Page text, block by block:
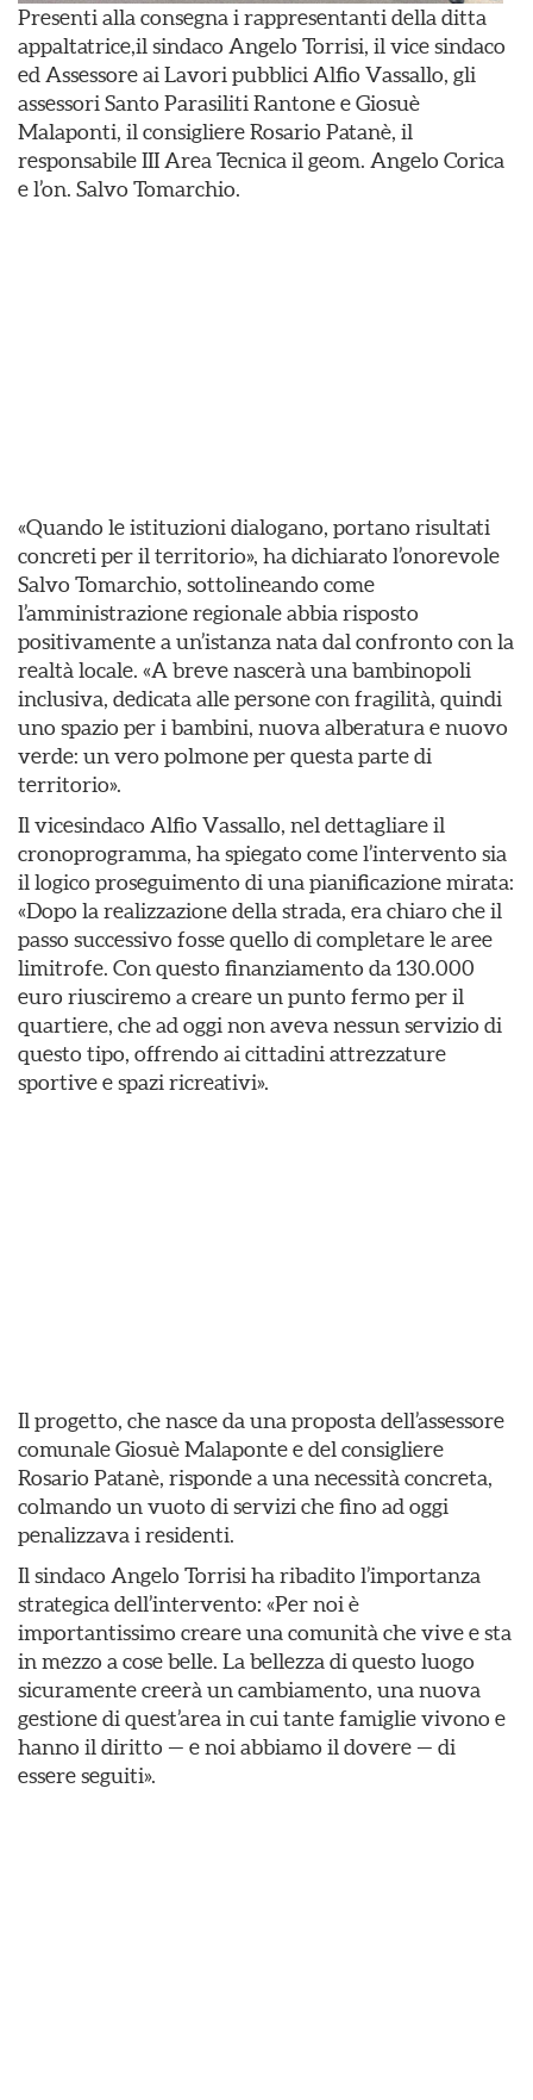
Presenti alla consegna i rappresentanti della ditta
appaltatrice,il sindaco Angelo Torrisi, il vice sindaco
ed Assessore ai Lavori pubblici Alfio Vassallo, gli
assessori Santo Parasiliti Rantone e Giosuè
Malaponti, il consigliere Rosario Patanè, il
responsabile III Area Tecnica il geom. Angelo Corica
e l’on. Salvo Tomarchio.
«Quando le istituzioni dialogano, portano risultati
concreti per il territorio», ha dichiarato l’onorevole
Salvo Tomarchio, sottolineando come
l’amministrazione regionale abbia risposto
positivamente a un’istanza nata dal confronto con la
realtà locale. «A breve nascerà una bambinopoli
inclusiva, dedicata alle persone con fragilità, quindi
uno spazio per i bambini, nuova alberatura e nuovo
verde: un vero polmone per questa parte di
territorio».
Il vicesindaco Alfio Vassallo, nel dettagliare il
cronoprogramma, ha spiegato come l’intervento sia
il logico proseguimento di una pianificazione mirata:
«Dopo la realizzazione della strada, era chiaro che il
passo successivo fosse quello di completare le aree
limitrofe. Con questo finanziamento da 130.000
euro riusciremo a creare un punto fermo per il
quartiere, che ad oggi non aveva nessun servizio di
questo tipo, offrendo ai cittadini attrezzature
sportive e spazi ricreativi».
Il progetto, che nasce da una proposta dell’assessore
comunale Giosuè Malaponte e del consigliere
Rosario Patanè, risponde a una necessità concreta,
colmando un vuoto di servizi che fino ad oggi
penalizzava i residenti.
Il sindaco Angelo Torrisi ha ribadito l’importanza
strategica dell’intervento: «Per noi è
importantissimo creare una comunità che vive e sta
in mezzo a cose belle. La bellezza di questo luogo
sicuramente creerà un cambiamento, una nuova
gestione di quest’area in cui tante famiglie vivono e
hanno il diritto — e noi abbiamo il dovere — di
essere seguiti».